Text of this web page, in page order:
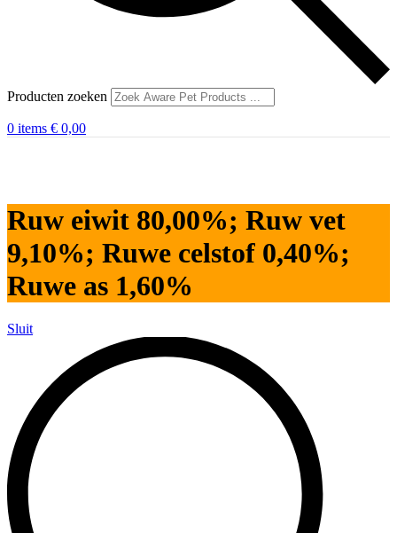
Producten zoeken
0 items € 0,00
Ruw eiwit 80,00%; Ruw vet
9,10%; Ruwe celstof 0,40%;
Ruwe as 1,60%
Sluit